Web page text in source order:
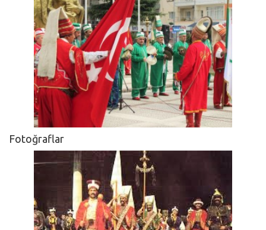
Fotoğraflar